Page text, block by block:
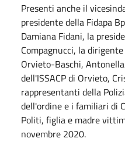
Presenti anche il
presidente della Fidapa
Damiana Fidani, la
Compagnucci, la
Orvieto-Baschi,
dell'ISSACP di Orvieto,
rappresentanti della
dell'ordine e i familiari di
Politi, figlia e madre
novembre 2020.